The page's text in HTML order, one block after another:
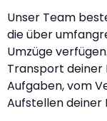
Unser Team
die über
Umzüge
Transport deiner
Aufgaben, vom
Aufstellen deiner